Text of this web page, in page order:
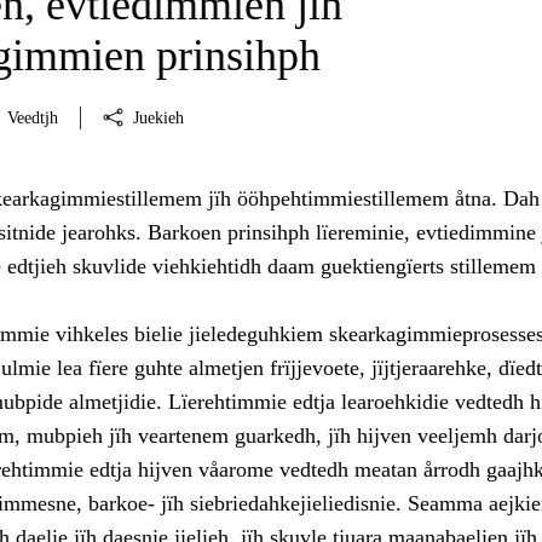
prinsihph
Veedtjh Juekieh
jïh ööhpehtimmiestillemem åtna. Dah
jearohks. Barkoen prinsihph lïereminie,
edtjieh skuvlide viehkiehtidh daam guektiengïerts stillemem
vihkeles bielie jieledeguhkiem
lea fïere guhte almetjen frïjjevoete, jïjtjeraarehke,
almetjidie. Lïerehtimmie edtja learoehkidie vedtedh
mubpieh jïh veartenem guarkedh, jïh hijven veeljemh
edtja hijven våarome vedtedh meatan årrodh
barkoe- jïh siebriedahkejieliedisnie. Seamma